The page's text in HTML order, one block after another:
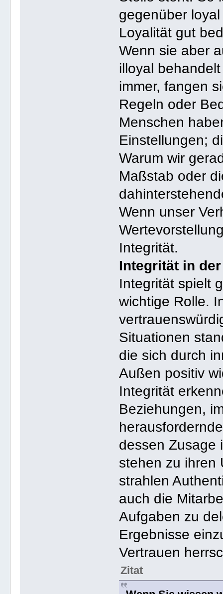
gegenüber
Loyalität gut
Wenn sie aber
illoyal
immer, fangen
Regeln oder
Menschen
Einstellungen;
Warum wir
Maßstab oder
Wenn unser
Integrität.
Integrität in
Integrität spielt
wichtige Rolle.
Situationen
die sich durch
Außen positiv
Integrität
Beziehungen,
dessen Zusage
stehen zu ihren
strahlen
auch die
Aufgaben zu
Ergebnisse
Vertrauen
Zitat